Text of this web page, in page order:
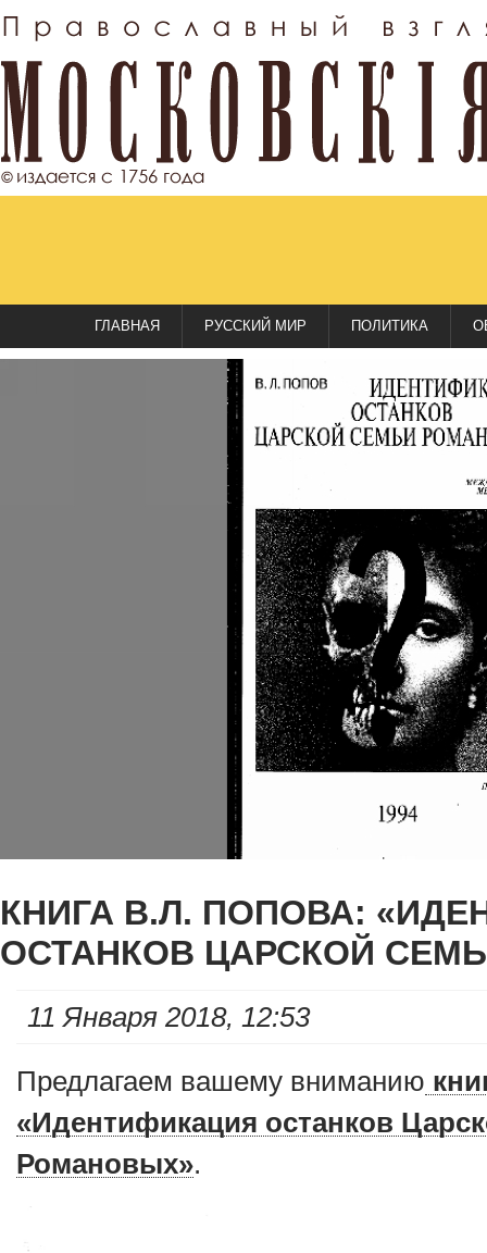
ГЛАВНАЯ РУССКИЙ МИР ПОЛИТИКА
КНИГА В.Л. ПОПОВА:
ОСТАНКОВ ЦАРСКОЙ
11 Января 2018, 12:53
Предлагаем вашему вниманию
«Идентификация останков
Романовых».